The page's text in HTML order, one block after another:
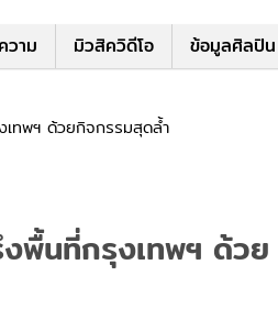
วาม มิวสิควิดีโอ ข้อมูลศิลปิน
ทพฯ ด้วยกิจกรรมสุดล้ำ
พื้นที่กรุงเทพฯ ด้วย